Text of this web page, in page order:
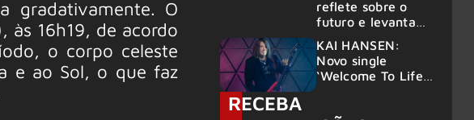
gradativamente. O
às 16h19, de acordo
o corpo celeste
e ao Sol, o que faz
reflete sobre o
futuro e levanta
deixar os palcos
KAI HANSEN:
Novo single
‘Welcome To Life’
RECEBA